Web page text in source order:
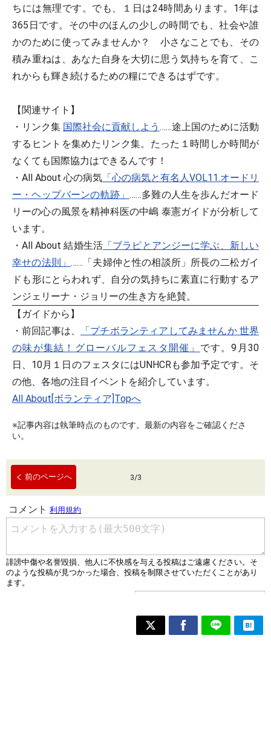
ちには無理です。でも、１日は24時間あります。1年は
365日です。その中のほんの少しの時間でも、社会や誰
かのために使ってみませんか？ 小さなことでも、その
積み重ねは、あなた自身を大切に思う気持ちを育て、こ
れからも輝き続けるための糧にできるはずです。
【関連サイト】
・リンク集 国際社会に貢献しよう ……途上国のために活動
するヒントを集めたリンク集。たった１時間しか時間が
なくても国際協力はできるんです！
・All About 心の病気 「心の病気と有名人VOL11.オードリ
ー・ヘップバーンの軌跡」 ……多難の人生を歩んだオード
リーの心の風景を精神科医の中嶋 泰憲ガイドが分析して
います。
・All About 結婚生活「ブラピとアンジーに学ぶ、新しい
幸せの法則」 ……「夫婦仲と性の相談所」所長の二松ガイ
ドも形にとらわれず、自分の気持ちに素直に行動するア
ンジェリーナ・ジョリーの生き方を絶賛。
【ガイドから】
・前回記事は、
「プチボランティアしてみませんか 世界
の味が集結！グローバルフェスタ開催」 です。9月30
日、10月１日のフェスタにはUNHCRも参加予定です。そ
の他、各地の注目イベントを紹介しています。
All About[ボランティア]Topへ
※記事内容は執筆時点のものです。最新の内容をご確認くださ
い。
前のページへ 3/3